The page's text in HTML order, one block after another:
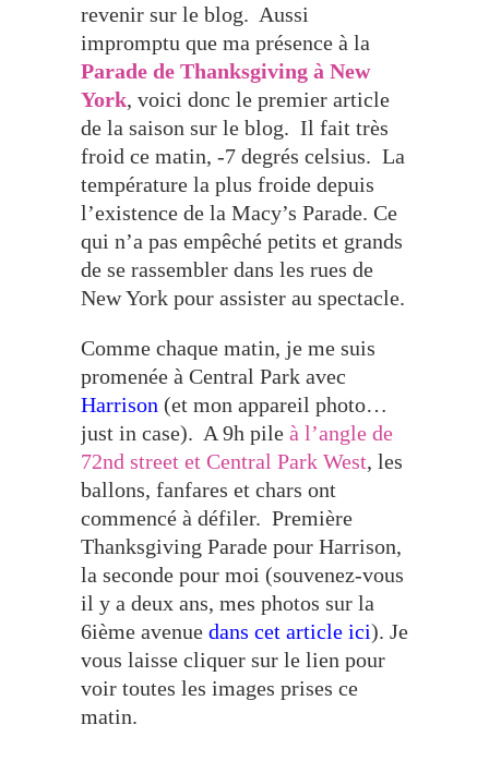
revenir sur le blog. Aussi
impromptu que ma présence à la
Parade de Thanksgiving à New
York, voici donc le premier article
de la saison sur le blog. Il fait très
froid ce matin, -7 degrés celsius. La
température la plus froide depuis
l’existence de la Macy’s Parade. Ce
qui n’a pas empêché petits et grands
de se rassembler dans les rues de
New York pour assister au spectacle.
Comme chaque matin, je me suis
promenée à Central Park avec
Harrison (et mon appareil photo…
just in case). A 9h pile à l’angle de
72nd street et Central Park West, les
ballons, fanfares et chars ont
commencé à défiler. Première
Thanksgiving Parade pour Harrison,
la seconde pour moi (souvenez-vous
il y a deux ans, mes photos sur la
6ième avenue dans cet article ici). Je
vous laisse cliquer sur le lien pour
voir toutes les images prises ce
matin.